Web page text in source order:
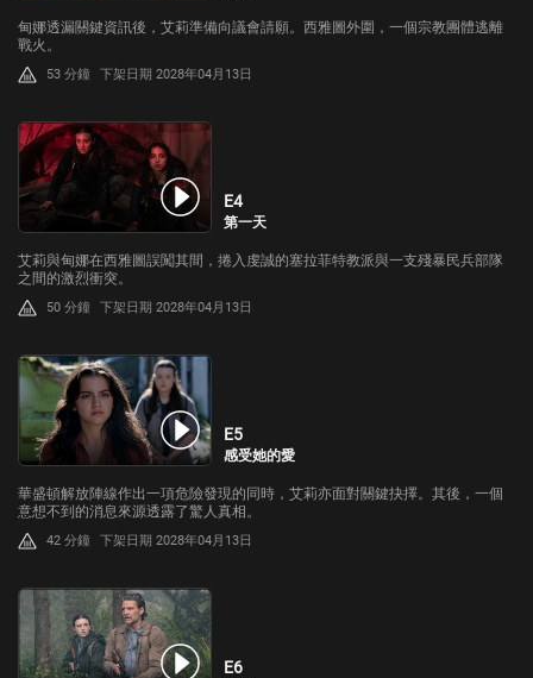
甸娜透漏關鍵資訊後，艾莉準備向議會請願。西雅圖外圍，一個宗教團體逃離
戰火。
53 分鐘 下架日期 2028年04月13日
E4
第一天
艾莉與甸娜在西雅圖誤闖其間，捲入虔誠的塞拉菲特教派與一支殘暴民兵部隊
之間的激烈衝突。
50 分鐘 下架日期 2028年04月13日
E5
感受她的愛
華盛頓解放陣線作出一項危險發現的同時，艾莉亦面對關鍵抉擇。其後，一個
意想不到的消息來源透露了驚人真相。
42 分鐘 下架日期 2028年04月13日
E6